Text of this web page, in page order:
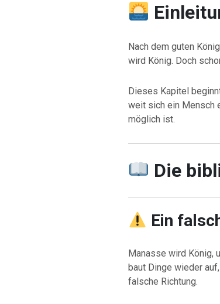
Nach dem guten
wird König. Doch
Dieses Kapitel
weit sich ein Mensch
möglich ist.
Die
Ein
Manasse wird König,
baut Dinge wieder
falsche Richtung.